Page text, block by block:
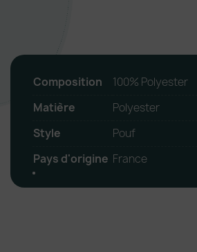
Composition
100% Polyester
Matière
Polyester
Style
Pouf
Pays d'origine France